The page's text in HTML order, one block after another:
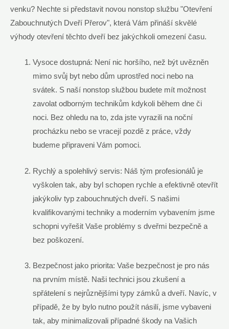
venku? Nechte si představit novou nonstop službu "Otevření
Zabouchnutých Dveří Přerov", která Vám přináší skvělé
výhody otevření těchto dveří bez jakýchkoli omezení času.
Vysoce dostupná: Není nic horšího, než být uvězněn
mimo svůj byt nebo dům uprostřed noci nebo na
svátek. S naší nonstop službou budete mít možnost
zavolat odborným technikům kdykoli během dne či
noci. Bez ohledu na to, zda jste vyrazili na noční
procházku nebo se vracejí pozdě z práce, vždy
budeme připraveni Vám pomoci.
Rychlý a spolehlivý servis: Náš tým profesionálů je
vyškolen tak, aby byl schopen rychle a efektivně otevřít
jakýkoliv typ zabouchnutých dveří. S našimi
kvalifikovanými techniky a moderním vybavením jsme
schopni vyřešit Vaše problémy s dveřmi bezpečně a
bez poškození.
Bezpečnost jako priorita: Vaše bezpečnost je pro nás
na prvním místě. Naši technici jsou zkušení a
spřátelení s nejrůznějšími typy zámků a dveří. Navíc, v
případě, že by bylo nutno použít násilí, jsme vybaveni
tak, aby minimalizovali případné škody na Vašich